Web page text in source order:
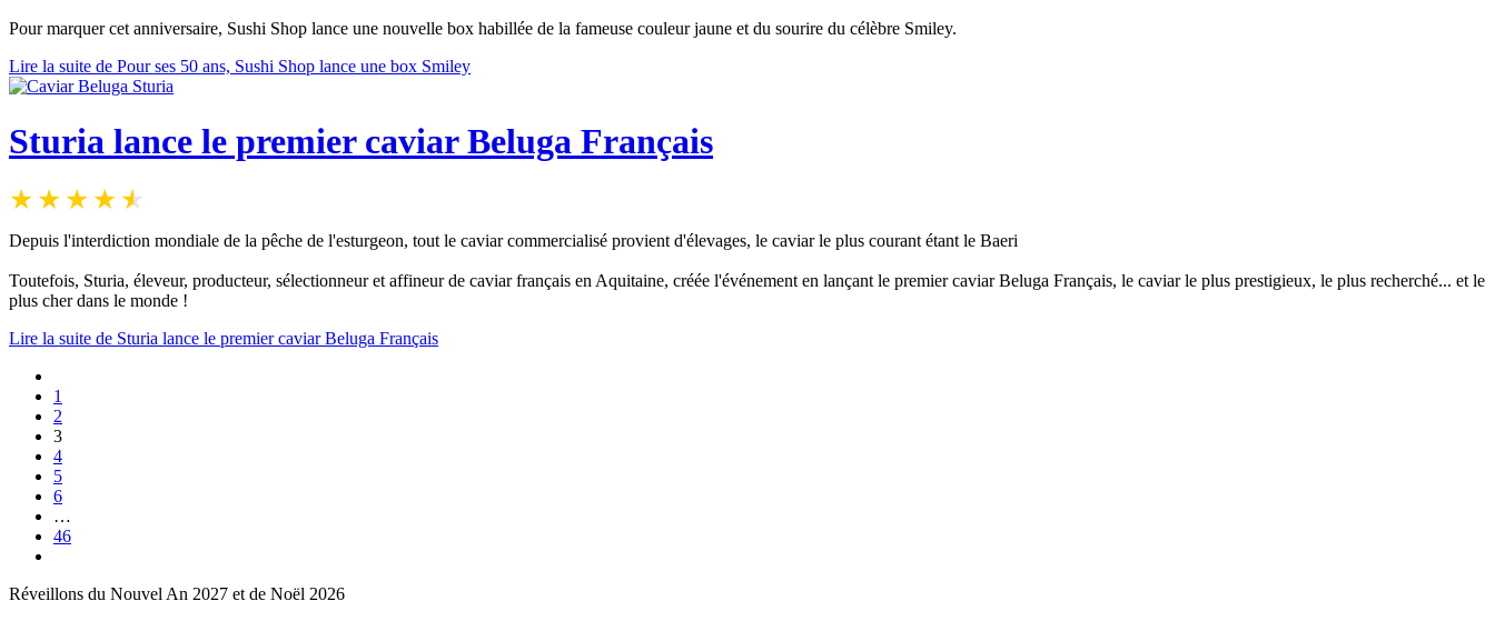
Pour marquer cet anniversaire, Sushi Shop lance une nouvelle box habillée de la fameuse couleur jaune et du sourire du célèbre Smiley.
Lire la suite de Pour ses 50 ans, Sushi Shop lance une box Smiley
Sturia lance le premier caviar Beluga Français
Depuis l'interdiction mondiale de la pêche de l'esturgeon, tout le caviar commercialisé provient d'élevages, le caviar le plus courant étant le Baeri
Toutefois, Sturia, éleveur, producteur, sélectionneur et affineur de caviar français en Aquitaine, créée l'événement en lançant le premier caviar Beluga Français, le caviar le plus prestigieux, le plus recherché... et le
plus cher dans le monde !
Lire la suite de Sturia lance le premier caviar Beluga Français
1
2
3
4
5
6
…
46
Réveillons du Nouvel An 2027 et de Noël 2026